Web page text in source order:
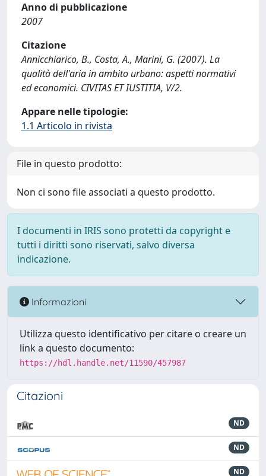
Anno di pubblicazione
2007
Citazione
Annicchiarico, B., Costa, A., Marini, G. (2007). La
qualità dell'aria in ambito urbano: aspetti normativi
ed economici. CIVITAS ET IUSTITIA, V/2.
Appare nelle tipologie:
1.1 Articolo in rivista
File in questo prodotto:
Non ci sono file associati a questo prodotto.
I documenti in IRIS sono protetti da copyright e
tutti i diritti sono riservati, salvo diversa
indicazione.
Informazioni
Utilizza questo identificativo per citare o creare un
link a questo documento:
https://hdl.handle.net/11590/457987
Citazioni
ND
ND
ND